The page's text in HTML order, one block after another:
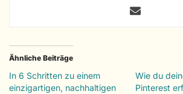
Ähnliche Beiträge
In 6 Schritten zu einem
einzigartigen, nachhaltigen
Wie du
Pinterest